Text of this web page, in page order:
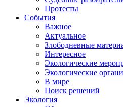
Протесты
События
Важное
Актуальное
Злободневные
Интересное
Экологические
Экологические
В мире
Поиск решений
Экология